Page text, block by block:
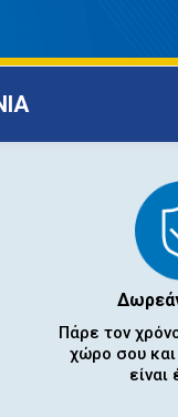
Πάρε τον
χώρο σου
είναι